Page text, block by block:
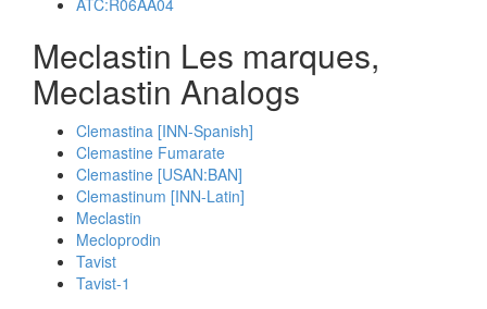
ATC:R06AA04
Meclastin Les marques,
Meclastin Analogs
Clemastina [INN-Spanish]
Clemastine Fumarate
Clemastine [USAN:BAN]
Clemastinum [INN-Latin]
Meclastin
Mecloprodin
Tavist
Tavist-1